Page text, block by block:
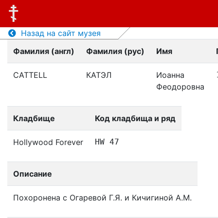
Назад на сайт музея
Фамилия (англ)
Фамилия (рус) Имя
CATTELL КАТЭЛ
Иоанна
Феодоровна
Кладбище Код кладбища и ряд
Hollywood Forever HW 47
Описание
Похоронена с Огаревой Г.Я. и Кичигиной А.М.